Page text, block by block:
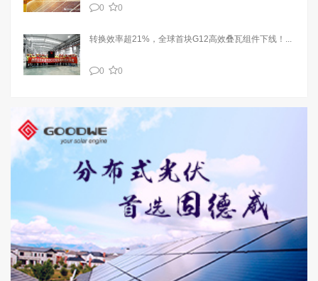
0 0
转换效率超21%，全球首块G12高效叠瓦组件下线！...
0 0